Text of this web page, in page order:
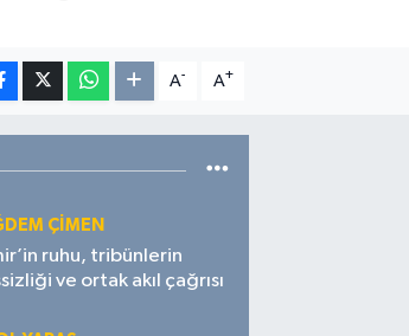
A- A+
ÇIMEN
ruhu, tribünlerin
ve ortak akıl çağrısı